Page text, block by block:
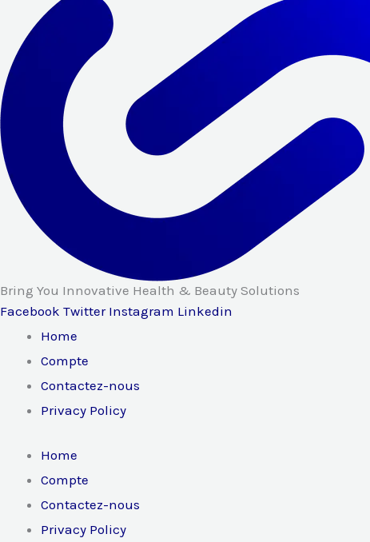
Bring You Innovative Health & Beauty Solutions
Facebook Twitter Instagram Linkedin
Home
Compte
Contactez-nous
Privacy Policy
Home
Compte
Contactez-nous
Privacy Policy